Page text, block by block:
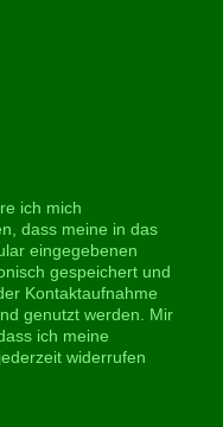
ich mich
dass meine in das
eingegebenen
gespeichert und
Kontaktaufnahme
genutzt werden. Mir
ich meine
widerrufen